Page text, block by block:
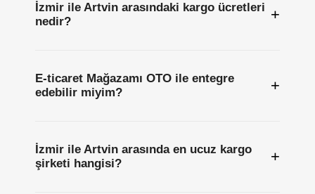
İzmir ile Artvin arasındaki kargo ücretleri
nedir?
+
E-ticaret Mağazamı OTO ile entegre
edebilir miyim?
+
İzmir ile Artvin arasında en ucuz kargo
şirketi hangisi?
+